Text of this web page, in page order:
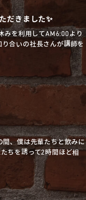
だきました✨
みを利用してAM6:00より
合いの社長さんが講師を
、僕は先輩たちと飲みに
ちを誘って2時間ほど相